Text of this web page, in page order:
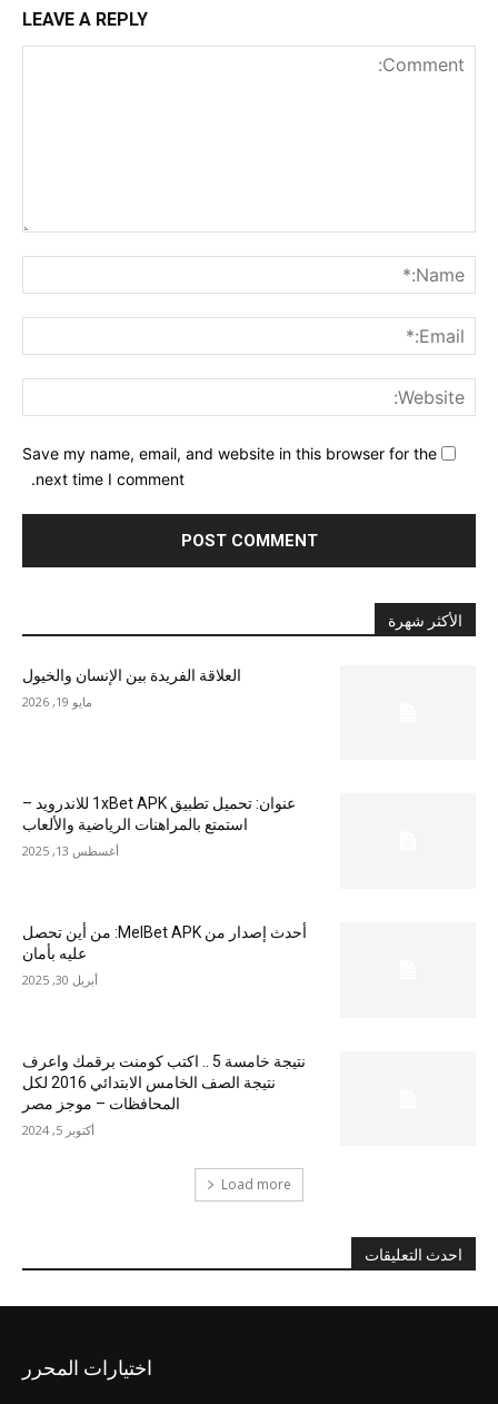
LEAVE A REPLY
Save my name, email, and website in this browser for the
next time I comment.
الأكثر شهرة
العلاقة الفريدة بين الإنسان والخيول
مايو 19, 2026
عنوان: تحميل تطبيق 1xBet APK للاندرويد –
استمتع بالمراهنات الرياضية والألعاب
أغسطس 13, 2025
أحدث إصدار من MelBet APK: من أين تحصل
عليه بأمان
أبريل 30, 2025
نتيجة خامسة 5 .. اكتب كومنت برقمك واعرف
نتيجة الصف الخامس الابتدائي 2016 لكل
المحافظات – موجز مصر
أكتوبر 5, 2024
Load more
احدث التعليقات
اختيارات المحرر